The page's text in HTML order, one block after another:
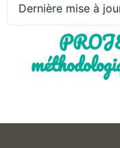
Dernière mise à